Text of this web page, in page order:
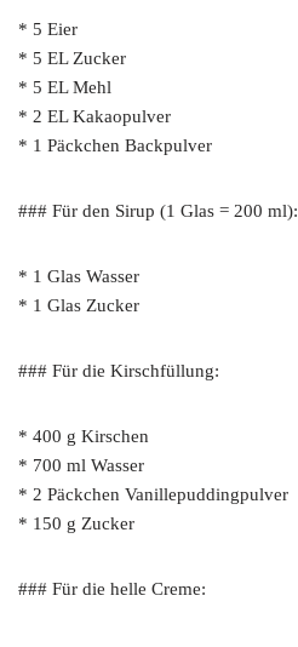
* 5 Eier
* 5 EL Zucker
* 5 EL Mehl
* 2 EL Kakaopulver
* 1 Päckchen Backpulver
### Für den Sirup (1 Glas = 200 ml):
* 1 Glas Wasser
* 1 Glas Zucker
### Für die Kirschfüllung:
* 400 g Kirschen
* 700 ml Wasser
* 2 Päckchen Vanillepuddingpulver
* 150 g Zucker
### Für die helle Creme: